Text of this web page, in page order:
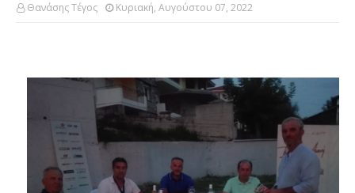
Θανάσης Τέγος Κυριακή, Αυγούστου 07, 2022